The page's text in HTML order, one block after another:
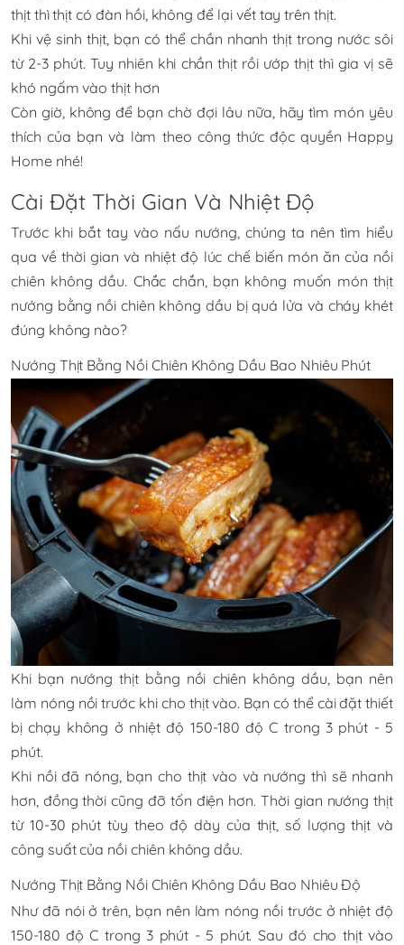
thịt thì thịt có đàn hồi, không để lại vết tay trên thịt.
Khi vệ sinh thịt, bạn có thể chần nhanh thịt trong nước sôi
từ 2-3 phút. Tuy nhiên khi chần thịt rồi ướp thịt thì gia vị sẽ
khó ngấm vào thịt hơn
Còn giờ, không để bạn chờ đợi lâu nữa, hãy tìm món yêu
thích của bạn và làm theo công thức độc quyền Happy
Home nhé!
Cài Đặt Thời Gian Và Nhiệt Độ
Trước khi bắt tay vào nấu nướng, chúng ta nên tìm hiểu
qua về thời gian và nhiệt độ lúc chế biến món ăn của nồi
chiên không dầu. Chắc chắn, bạn không muốn món thịt
nướng bằng nồi chiên không dầu bị quá lửa và cháy khét
đúng không nào?
Nướng Thịt Bằng Nồi Chiên Không Dầu Bao Nhiêu Phút
Khi bạn nướng thịt bằng nồi chiên không dầu, bạn nên
làm nóng nồi trước khi cho thịt vào. Bạn có thể cài đặt thiết
bị chạy không ở nhiệt độ 150-180 độ C trong 3 phút - 5
phút.
Khi nồi đã nóng, bạn cho thịt vào và nướng thì sẽ nhanh
hơn, đồng thời cũng đỡ tốn điện hơn. Thời gian nướng thịt
từ 10-30 phút tùy theo độ dày của thịt, số lượng thịt và
công suất của nồi chiên không dầu.
Nướng Thịt Bằng Nồi Chiên Không Dầu Bao Nhiêu Độ
Như đã nói ở trên, bạn nên làm nóng nồi trước ở nhiệt độ
150-180 độ C trong 3 phút - 5 phút. Sau đó cho thịt vào